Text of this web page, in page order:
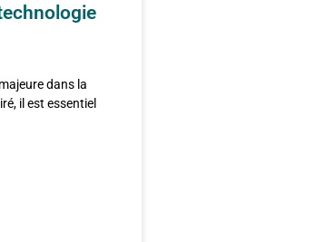
dans la
il est essentiel